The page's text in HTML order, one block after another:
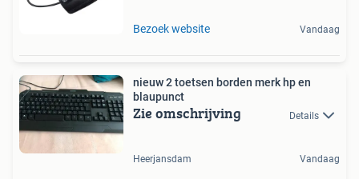
Bezoek website Vandaag
nieuw 2 toetsen borden merk hp en
blaupunct
Zie omschrijving Details
Heerjansdam Vandaag